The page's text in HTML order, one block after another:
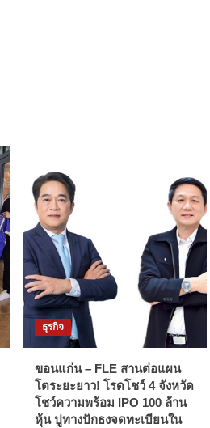
ธุรกิจ
ขอนแก่น – FLE สานต่อแผน
โตระยะยาว! โรดโชว์ 4 จังหวัด
โชว์ความพร้อม IPO 100 ล้าน
หุ้น ปูทางปักธงจดทะเบียนใน